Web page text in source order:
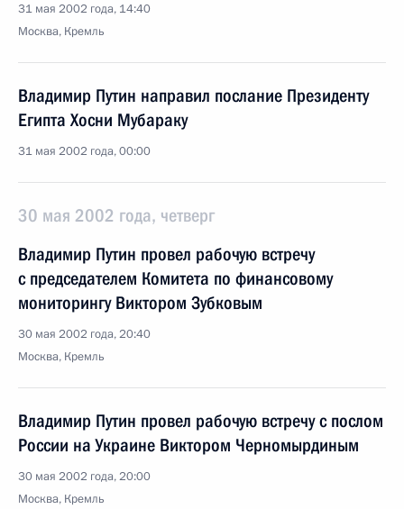
31 мая 2002 года, 14:40
Москва, Кремль
Владимир Путин направил послание Президенту
Египта Хосни Мубараку
31 мая 2002 года, 00:00
30 мая 2002 года, четверг
Владимир Путин провел рабочую встречу
с председателем Комитета по финансовому
мониторингу Виктором Зубковым
30 мая 2002 года, 20:40
Москва, Кремль
Владимир Путин провел рабочую встречу с послом
России на Украине Виктором Черномырдиным
30 мая 2002 года, 20:00
Москва, Кремль